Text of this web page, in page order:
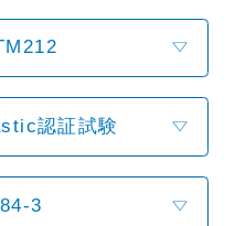
認証試験
3